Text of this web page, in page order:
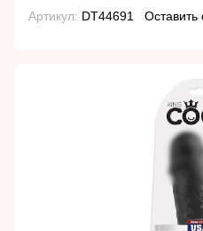
Артикул: DT44691 Оставить